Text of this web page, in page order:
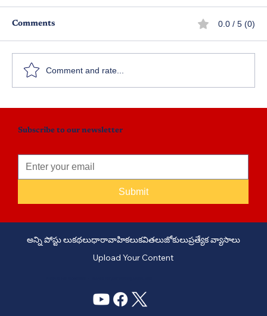
Comments 0.0 / 5 (0)
Comment and rate...
Subscribe to our newsletter
Submit
అన్ని పోస్టు లుకథలుధారావాహికలుకవితలుజోకులుప్రత్యేక వ్యాసాలు
Upload Your Content